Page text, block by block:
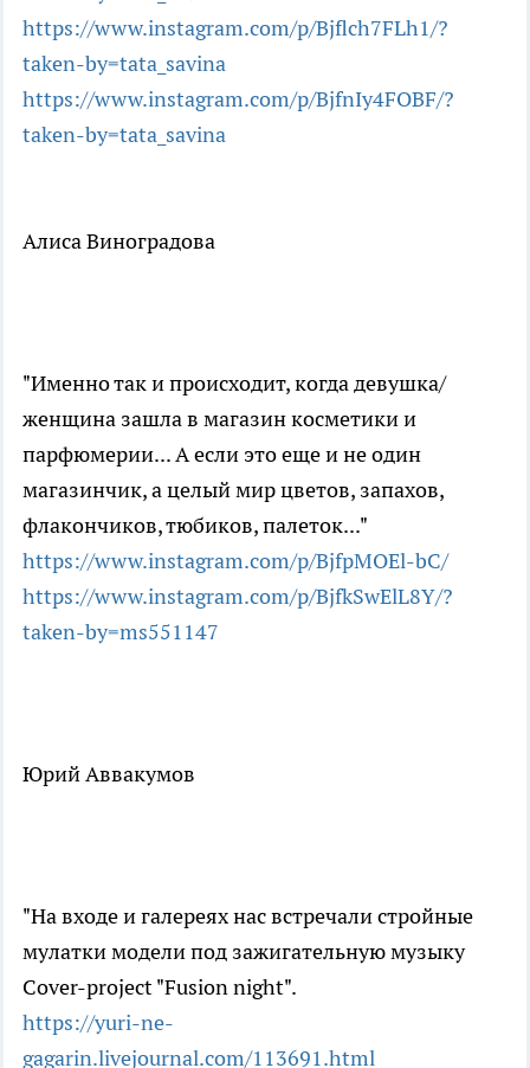
https://www.instagram.com/p/Bjflch7FLh1/?
taken-by=tata_savina
https://www.instagram.com/p/BjfnIy4FOBF/?
taken-by=tata_savina
Алиса Виноградова
"Именно так и происходит, когда девушка/
женщина зашла в магазин косметики и
парфюмерии... А если это еще и не один
магазинчик, а целый мир цветов, запахов,
флакончиков, тюбиков, палеток..."
https://www.instagram.com/p/BjfpMOEl-bC/
https://www.instagram.com/p/BjfkSwElL8Y/?
taken-by=ms551147
Юрий Аввакумов
"На входе и галереях нас встречали стройные
мулатки модели под зажигательную музыку
Cover-project "Fusion night".
https://yuri-ne-
gagarin.livejournal.com/113691.html